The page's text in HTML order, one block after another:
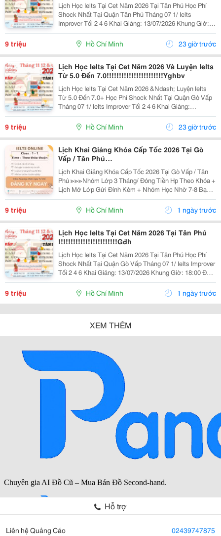
Lịch Học Ielts Tại Cet Năm 2026 Tại Tân Phú Học Phí
Shock Nhất Tại Quận Tân Phú Tháng 07 1/ Ielts
Improver Tối 2 4 6 Khai Giảng: 13/07/2026 Khung Giờ:
18:00 Đến 21:00 Học Phí Ưu Đãi 5% Khi Đăng Ký 2/ Ielts
Basic Tối 3 5 7 Khai...
9 triệu Hồ Chí Minh 23 giờ trước
Lịch Học Ielts Tại Cet Năm 2026 Và Luyện Ielts
Từ 5.0 Đến 7.0!!!!!!!!!!!!!!!!!!!!!!!Yghbv
Lịch Học Ielts Tại Cet Năm 2026 &Ndash; Luyện Ielts
Từ 5.0 Đến 7.0+ Học Phí Shock Nhất Tại Quận Gò Vấp
Tháng 07 1/ Ielts Improver Tối 2 4 6 Khai Giảng:
13/07/2026 Khung Giờ: 18:00 Đến 21:00 Học Phí Ưu Đãi
5% Khi Đăng Ký 2/ Ielts...
9 triệu Hồ Chí Minh 23 giờ trước
Lịch Khai Giảng Khóa Cấp Tốc 2026 Tại Gò
Vấp / Tân Phú
!!!!!!!!!!!!!!!!!!!!!!!!!!!!!!!!!!!!!!!!!!!!Hfnc
Lịch Khai Giảng Khóa Cấp Tốc 2026 Tại Gò Vấp / Tân
Phú ≫≫≫Nhóm Lớp 3 Tháng/ Đóng Tiền Hp Theo Khóa +
Lịch Mở Lớp Gửi Đính Kèm + Nhóm Học Nhờ 7-8 Bạn/
Lớp + Giáo Trình Ielts Có Band Điểm Lộ Trình, Sách
Nước Ngoài Bám Sát + Chia Đều 4 Kỹ...
9 triệu Hồ Chí Minh 1 ngày trước
Lịch Học Ielts Tại Cet Năm 2026 Tại Tân Phú
!!!!!!!!!!!!!!!!!!!!!!!!Gđh
Lịch Học Ielts Tại Cet Năm 2026 Tại Tân Phú Học Phí
Shock Nhất Tại Quận Gò Vấp Tháng 07 1/ Ielts Improver
Tối 2 4 6 Khai Giảng: 13/07/2026 Khung Giờ: 18:00 Đến
21:00 Học Phí Ưu Đãi 5% Khi Đăng Ký 2/ Ielts Basic Tối
3 5 7 Khai...
9 triệu Hồ Chí Minh 1 ngày trước
XEM THÊM
Hỗ trợ
Liên hệ Quảng Cáo 02439747875